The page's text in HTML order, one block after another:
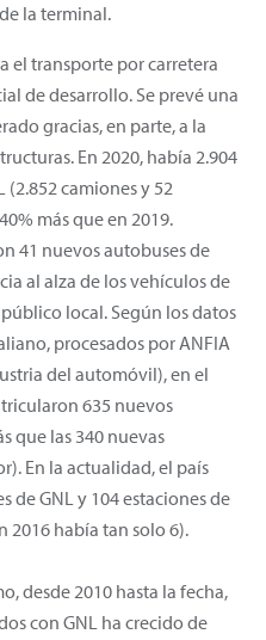
la terminal.
el transporte por carretera
de desarrollo. Se prevé una
gracias, en parte, a la
En 2020, había 2.904
camiones y 52
más que en 2019.
41 nuevos autobuses de
al alza de los vehículos de
local. Según los datos
procesados por ANFIA
del automóvil), en el
635 nuevos
que las 340 nuevas
En la actualidad, el país
de GNL y 104 estaciones de
2016 había tan solo 6).
desde 2010 hasta la fecha,
con GNL ha crecido de